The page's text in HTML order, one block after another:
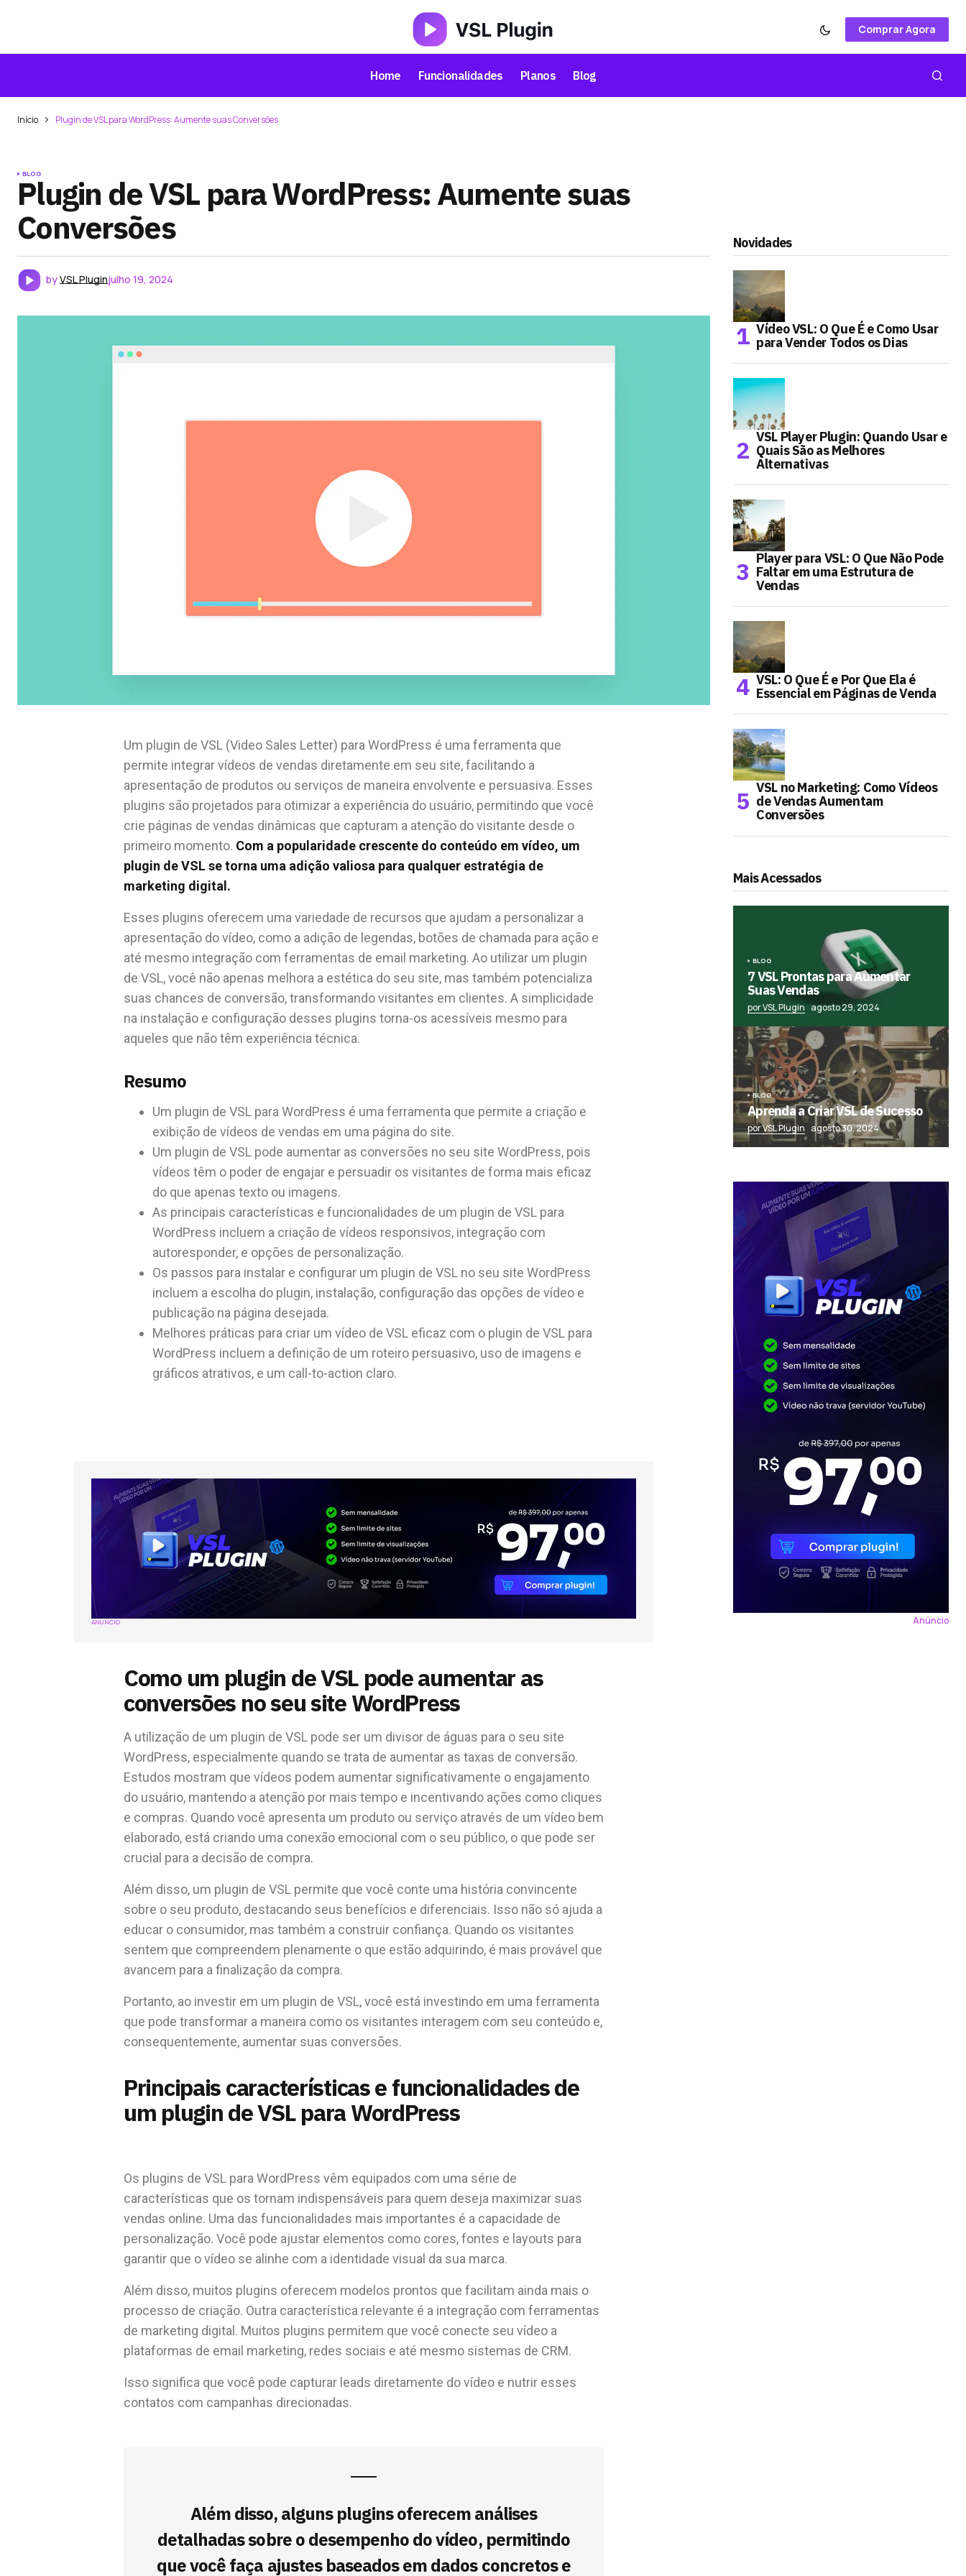
Comprar Agora
Home Funcionalidades Planos Blog
Início Plugin de VSL para WordPress: Aumente suas Conversões
BLOG
Plugin de VSL para WordPress: Aumente suas
Conversões
byVSL Pluginjulho 19, 2024
Um plugin de VSL (Video Sales Letter) para WordPress é uma ferramenta que
permite integrar vídeos de vendas diretamente em seu site, facilitando a
apresentação de produtos ou serviços de maneira envolvente e persuasiva. Esses
plugins são projetados para otimizar a experiência do usuário, permitindo que você
crie páginas de vendas dinâmicas que capturam a atenção do visitante desde o
primeiro momento. Com a popularidade crescente do conteúdo em vídeo, um
plugin de VSL se torna uma adição valiosa para qualquer estratégia de
marketing digital.
Esses plugins oferecem uma variedade de recursos que ajudam a personalizar a
apresentação do vídeo, como a adição de legendas, botões de chamada para ação e
até mesmo integração com ferramentas de email marketing. Ao utilizar um plugin
de VSL, você não apenas melhora a estética do seu site, mas também potencializa
suas chances de conversão, transformando visitantes em clientes. A simplicidade
na instalação e configuração desses plugins torna-os acessíveis mesmo para
aqueles que não têm experiência técnica.
Resumo
Um plugin de VSL para WordPress é uma ferramenta que permite a criação e
exibição de vídeos de vendas em uma página do site.
Um plugin de VSL pode aumentar as conversões no seu site WordPress, pois
vídeos têm o poder de engajar e persuadir os visitantes de forma mais eficaz
do que apenas texto ou imagens.
As principais características e funcionalidades de um plugin de VSL para
WordPress incluem a criação de vídeos responsivos, integração com
autoresponder, e opções de personalização.
Os passos para instalar e configurar um plugin de VSL no seu site WordPress
incluem a escolha do plugin, instalação, configuração das opções de vídeo e
publicação na página desejada.
Melhores práticas para criar um vídeo de VSL eficaz com o plugin de VSL para
WordPress incluem a definição de um roteiro persuasivo, uso de imagens e
gráficos atrativos, e um call-to-action claro.
ANÚNCIO
Como um plugin de VSL pode aumentar as
conversões no seu site WordPress
A utilização de um plugin de VSL pode ser um divisor de águas para o seu site
WordPress, especialmente quando se trata de aumentar as taxas de conversão.
Estudos mostram que vídeos podem aumentar significativamente o engajamento
do usuário, mantendo a atenção por mais tempo e incentivando ações como cliques
e compras. Quando você apresenta um produto ou serviço através de um vídeo bem
elaborado, está criando uma conexão emocional com o seu público, o que pode ser
crucial para a decisão de compra.
Além disso, um plugin de VSL permite que você conte uma história convincente
sobre o seu produto, destacando seus benefícios e diferenciais. Isso não só ajuda a
educar o consumidor, mas também a construir confiança. Quando os visitantes
sentem que compreendem plenamente o que estão adquirindo, é mais provável que
avancem para a finalização da compra.
Portanto, ao investir em um plugin de VSL, você está investindo em uma ferramenta
que pode transformar a maneira como os visitantes interagem com seu conteúdo e,
consequentemente, aumentar suas conversões.
Principais características e funcionalidades de
um plugin de VSL para WordPress
Os plugins de VSL para WordPress vêm equipados com uma série de
características que os tornam indispensáveis para quem deseja maximizar suas
vendas online. Uma das funcionalidades mais importantes é a capacidade de
personalização. Você pode ajustar elementos como cores, fontes e layouts para
garantir que o vídeo se alinhe com a identidade visual da sua marca.
Além disso, muitos plugins oferecem modelos prontos que facilitam ainda mais o
processo de criação. Outra característica relevante é a integração com ferramentas
de marketing digital. Muitos plugins permitem que você conecte seu vídeo a
plataformas de email marketing, redes sociais e até mesmo sistemas de CRM.
Isso significa que você pode capturar leads diretamente do vídeo e nutrir esses
contatos com campanhas direcionadas.
Além disso, alguns plugins oferecem análises
detalhadas sobre o desempenho do vídeo, permitindo
que você faça ajustes baseados em dados concretos e
Novidades
Vídeo VSL: O Que É e Como Usar
para Vender Todos os Dias
VSL Player Plugin: Quando Usar e
Quais São as Melhores
Alternativas
Player para VSL: O Que Não Pode
Faltar em uma Estrutura de
Vendas
VSL: O Que É e Por Que Ela é
Essencial em Páginas de Venda
VSL no Marketing: Como Vídeos
de Vendas Aumentam
Conversões
Mais Acessados
BLOG
7 VSL Prontas para Aumentar
Suas Vendas
por VSL Plugin agosto 29, 2024
BLOG
Aprenda a Criar VSL de Sucesso
por VSL Plugin agosto 30, 2024
Anúncio